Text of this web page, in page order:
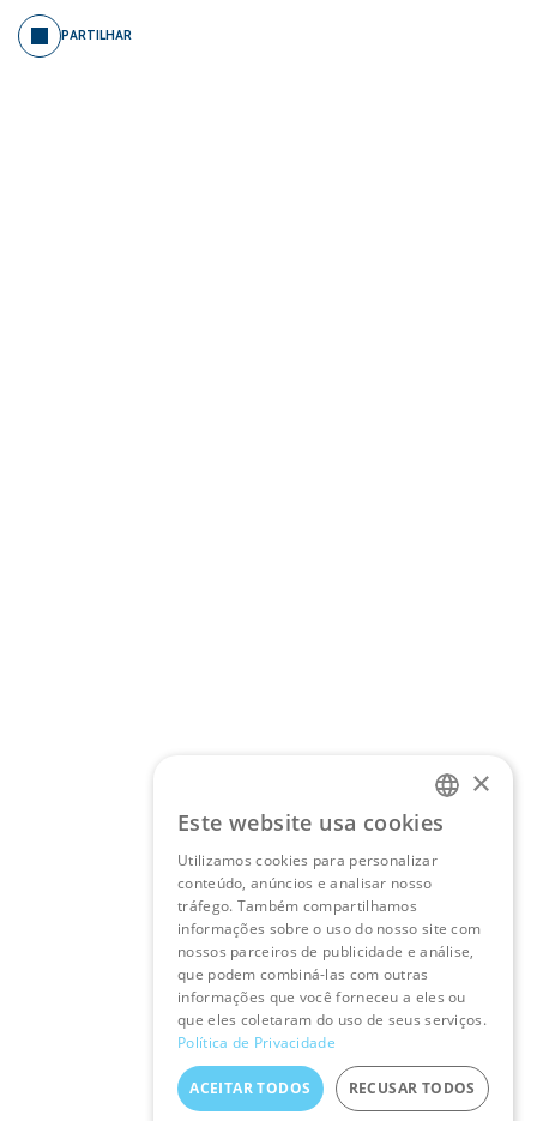
PARTILHAR
PORTUGUESE
×
Este website usa cookies
Utilizamos cookies para personalizar
conteúdo, anúncios e analisar nosso
tráfego. Também compartilhamos
informações sobre o uso do nosso site com
nossos parceiros de publicidade e análise,
que podem combiná-las com outras
informações que você forneceu a eles ou
que eles coletaram do uso de seus serviços.
Política de Privacidade
ACEITAR TODOS RECUSAR TODOS